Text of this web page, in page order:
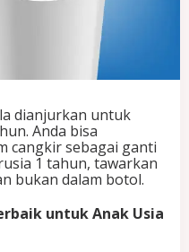
dianjurkan untuk
Anda bisa
cangkir sebagai ganti
1 tahun, tawarkan
bukan dalam botol.
untuk Anak Usia